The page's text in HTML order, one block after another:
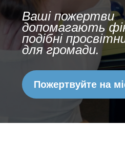
Ваші пожертви
допомагають
подібні
для громади.
Пожертвуйте на